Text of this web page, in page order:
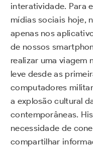
interatividade. Para
mídias sociais hoje,
apenas nos
de nossos
realizar uma viagem
leve desde as
computadores
a explosão cultural
contemporâneas.
necessidade de
compartilhar